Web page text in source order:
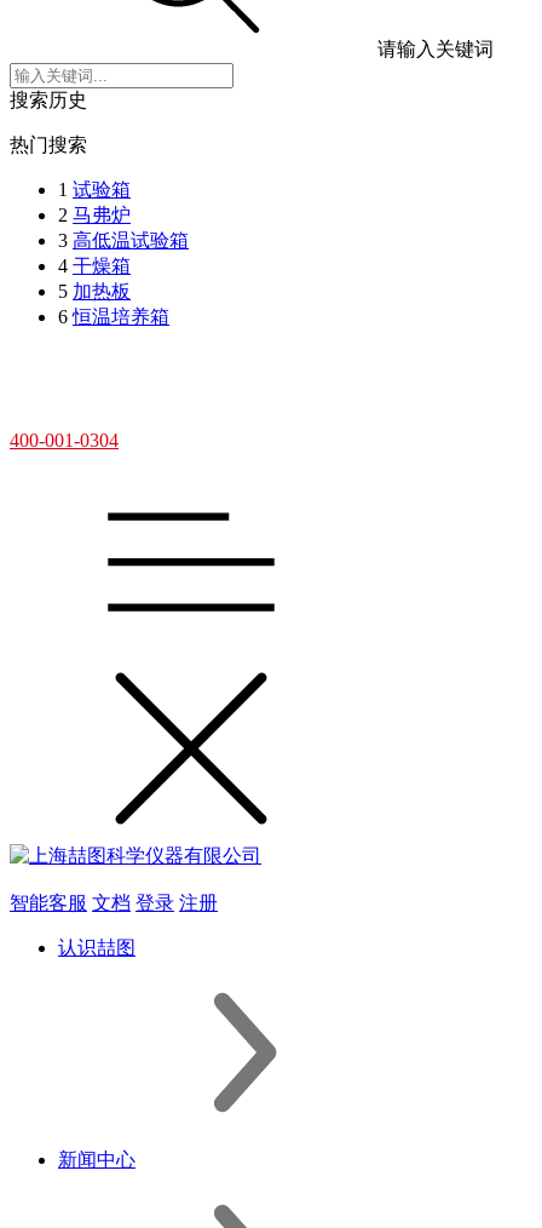
请输入关键词
搜索历史
热门搜索
1 试验箱
2 马弗炉
3 高低温试验箱
4 干燥箱
5 加热板
6 恒温培养箱
400-001-0304
智能客服 文档 登录 注册
认识喆图
新闻中心